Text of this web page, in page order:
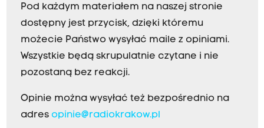
Pod każdym materiałem na naszej stronie
dostępny jest przycisk, dzięki któremu
możecie Państwo wysyłać maile z opiniami.
Wszystkie będą skrupulatnie czytane i nie
pozostaną bez reakcji.
Opinie można wysyłać też bezpośrednio na
adres opinie@radiokrakow.pl